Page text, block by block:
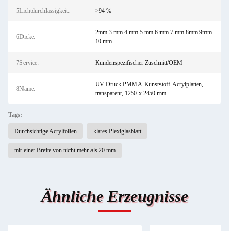
5Lichtdurchlässigkeit: >94 %
6Dicke:
2mm 3 mm 4 mm 5 mm 6 mm 7 mm 8mm 9mm
10 mm
7Service: Kundenspezifischer Zuschnitt/OEM
8Name:
UV-Druck PMMA-Kunststoff-Acrylplatten,
transparent, 1250 x 2450 mm
Tags:
Durchsichtige Acrylfolien klares Plexiglasblatt
mit einer Breite von nicht mehr als 20 mm
Ähnliche Erzeugnisse